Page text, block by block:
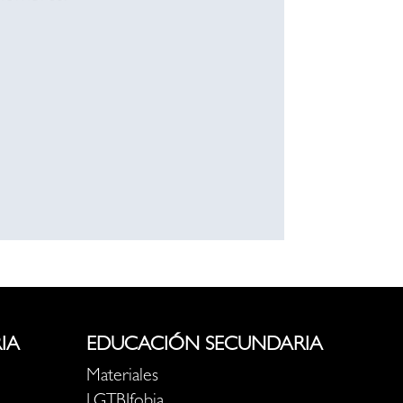
EDUCACIÓN SECUNDARIA
Materiales